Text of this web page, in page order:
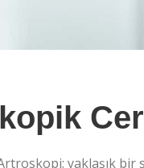
yaklaşık